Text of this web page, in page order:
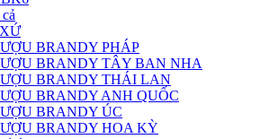
BRANDY PHÁP
BRANDY TÂY BAN NHA
BRANDY THÁI LAN
BRANDY ANH QUỐC
BRANDY ÚC
BRANDY HOA KỲ